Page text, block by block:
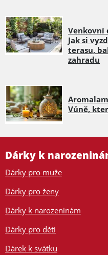
Venkovní
Jak si
terasu,
zahradu
Vůně,
Dárky k
Dárky pro muže
Dárky pro ženy
Dárky k narozeninám
Dárky pro děti
Dárek k svátku